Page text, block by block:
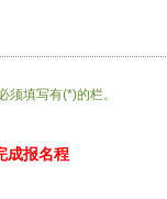
须填写有(*)的栏。
成报名程